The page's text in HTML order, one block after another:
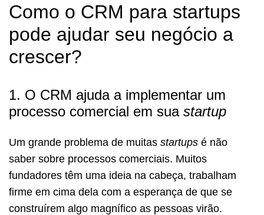
Como o CRM para startups
pode ajudar seu negócio a
crescer?
1. O CRM ajuda a implementar um
processo comercial em sua startup
Um grande problema de muitas startups é não
saber sobre processos comerciais. Muitos
fundadores têm uma ideia na cabeça, trabalham
firme em cima dela com a esperança de que se
construírem algo magnífico as pessoas virão.